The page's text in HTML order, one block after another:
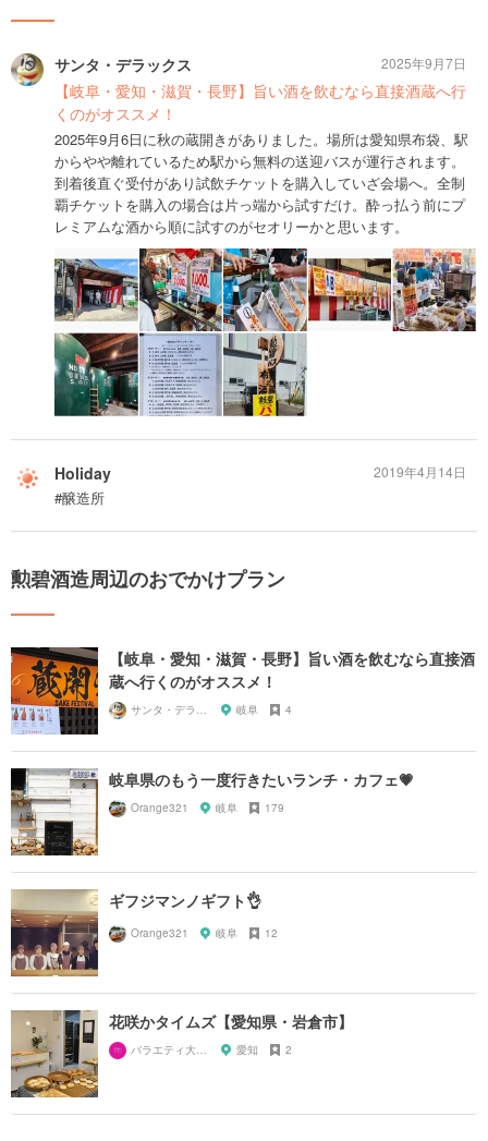
サンタ・デラックス
【岐阜・愛知・滋賀・長野】旨い酒を飲むなら直接酒蔵へ行
くのがオススメ！
2025年9月6日に秋の蔵開きがありました。場所は愛知県布袋、駅
からやや離れているため駅から無料の送迎バスが運行されます。
到着後直ぐ受付があり試飲チケットを購入していざ会場へ。全制
覇チケットを購入の場合は片っ端から試すだけ。酔っ払う前にプ
レミアムな酒から順に試すのがセオリーかと思います。
2025年9月7日
Holiday
#醸造所
2019年4月14日
勲碧酒造周辺のおでかけプラン
【岐阜・愛知・滋賀・長野】旨い酒を飲むなら直接酒
蔵へ行くのがオススメ！
サンタ・デラックス 岐阜 4
岐阜県のもう一度行きたいランチ・カフェ💗
Orange321 岐阜 179
ギフジマンノギフト👌
Orange321 岐阜 12
花咲かタイムズ【愛知県・岩倉市】
バラエティ大好き芸人 愛知 2